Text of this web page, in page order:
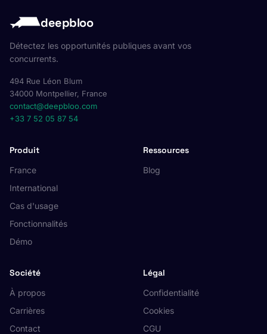
deepbloo
Détectez les opportunités publiques avant vos
concurrents.
494 Rue Léon Blum
34000 Montpellier, France
contact@deepbloo.com
+33 7 52 05 87 54
Produit
France
International
Cas d'usage
Fonctionnalités
Démo
Ressources
Blog
Société
À propos
Carrières
Contact
Légal
Confidentialité
Cookies
CGU